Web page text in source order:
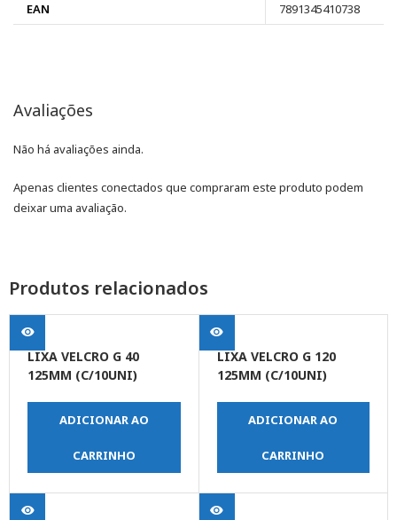
EAN
7891345410738
Avaliações
Não há avaliações ainda.
Apenas clientes conectados que compraram este produto podem
deixar uma avaliação.
Produtos relacionados
LIXA VELCRO G 40
125MM (C/10UNI)
ADICIONAR AO
CARRINHO
LIXA VELCRO G 120
125MM (C/10UNI)
ADICIONAR AO
CARRINHO